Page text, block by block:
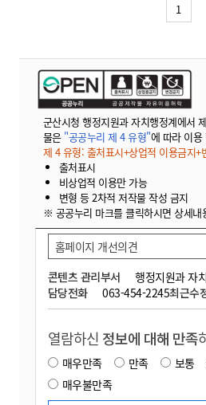
1
군산시청 행정지원과 자치행정계에서
물은 "공공누리 제 4 유형"에 따라 이용
제 4 유형: 출처표시+상업적 이용금지+
출처표시
비상업적 이용만 가능
변형 등 2차적 저작물 작성 금지
※ 공공누리 마크를 클릭하시면 상세내
콘텐츠 관리부서
행정지원과 자
담당전화
063-454-2245최근수
홈페이지 개선의견
열람하신 정보에 대해 만족
매우만족 만족 보통
매우불만족